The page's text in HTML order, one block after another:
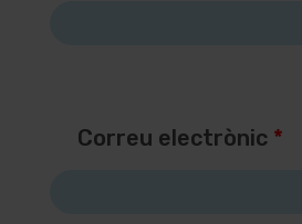
Correu electrònic *